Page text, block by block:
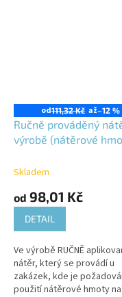
od111,32 Kč až–12 %
Ručně prováděný
výrobě (nátěrové
Skladem
od 98,01 Kč
DETAIL
Ve výrobě RUČNĚ
nátěr, který se provádí u
zakázek, kde je
použití nátěrové hmoty na